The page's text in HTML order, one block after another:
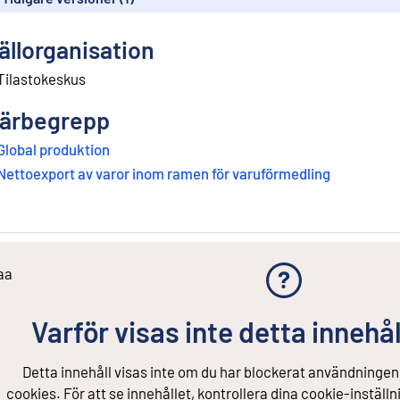
produktion
av varor inom ramen för varuförmedling
Varför visas inte detta
Detta innehåll visas inte om du har blockerat
cookies. För att se innehållet, kontrollera dina cookie-